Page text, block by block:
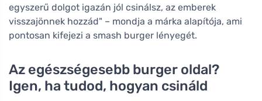
egyszerű dolgot igazán jól csinálsz, az emberek
visszajönnek hozzád" – mondja a márka alapítója, ami
pontosan kifejezi a smash burger lényegét.
Az egészségesebb burger oldal?
Igen, ha tudod, hogyan csináld